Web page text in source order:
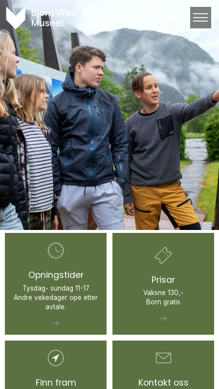
Opningstider
Tysdag- sundag 11-17
Andre vekedager ope etter
avtale.
Prisar
Vaksne 130,-
Born gratis
Finn fram Kontakt oss